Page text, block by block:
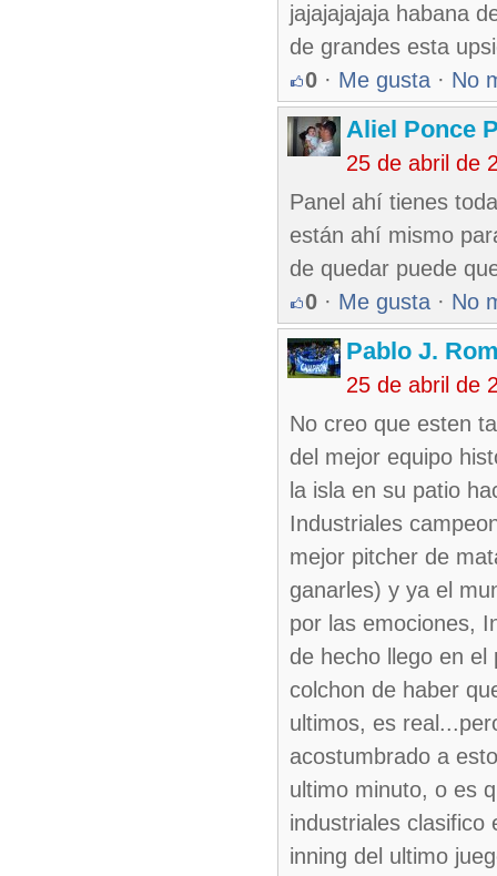
jajajajajaja habana
de grandes esta
0 · Me gusta · No
Aliel Ponce
25 de abril de
Panel ahí tienes
están ahí mismo
de quedar puede
0 · Me gusta · No
Pablo J.
25 de abril de
No creo que esten
del mejor equipo
la isla en su patio
Industriales
mejor pitcher de
ganarles) y ya el
por las emociones,
de hecho llego en
colchon de haber
ultimos, es
acostumbrado a
ultimo minuto, o es
industriales clasifico
inning del ultimo